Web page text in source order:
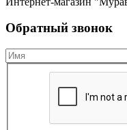
Обратный звонок